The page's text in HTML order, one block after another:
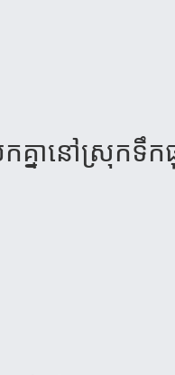
ក​គ្នា​នៅស្រុក